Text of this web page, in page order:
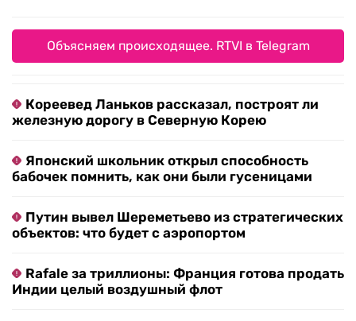
Объясняем происходящее. RTVI в Telegram
Кореевед Ланьков рассказал, построят ли
железную дорогу в Северную Корею
Японский школьник открыл способность
бабочек помнить, как они были гусеницами
Путин вывел Шереметьево из стратегических
объектов: что будет с аэропортом
Rafale за триллионы: Франция готова продать
Индии целый воздушный флот